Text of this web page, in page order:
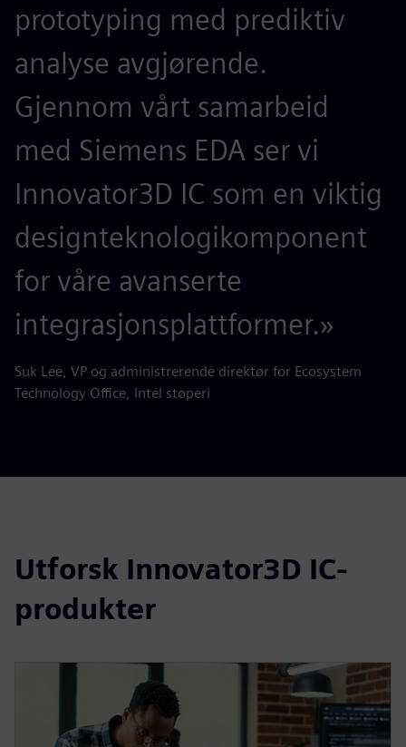
prototyping med prediktiv
analyse avgjørende.
Gjennom vårt samarbeid
med Siemens EDA ser vi
Innovator3D IC som en viktig
designteknologikomponent
for våre avanserte
integrasjonsplattformer.»
Suk Lee, VP og administrerende direktør for Ecosystem
Technology Office, Intel støperi
Utforsk Innovator3D IC-
produkter